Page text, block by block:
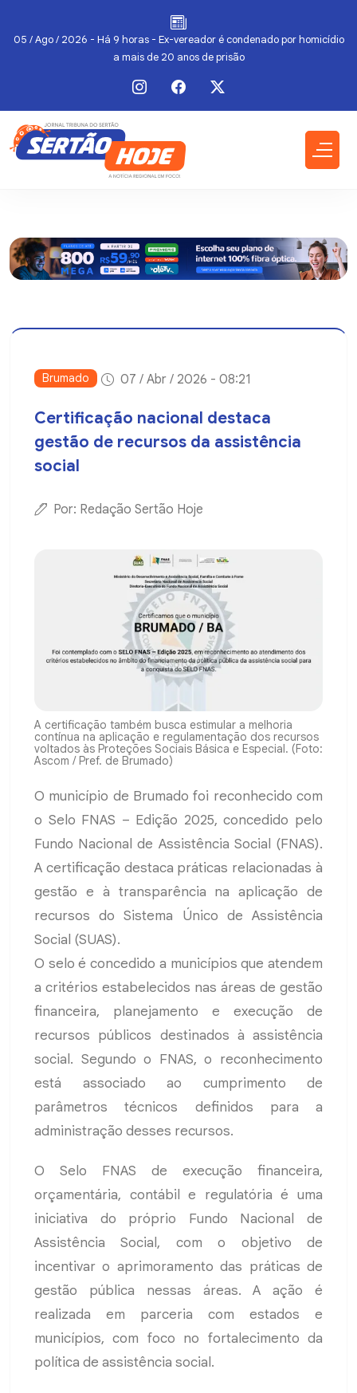
05 / Ago / 2026 - Há 9 horas - Ex-vereador é condenado por homicídio
a mais de 20 anos de prisão
Brumado 07 / Abr / 2026 - 08:21
Certificação nacional destaca
gestão de recursos da assistência
social
Por: Redação Sertão Hoje
A certificação também busca estimular a melhoria
contínua na aplicação e regulamentação dos recursos
voltados às Proteções Sociais Básica e Especial. (Foto:
Ascom / Pref. de Brumado)
O município de Brumado foi reconhecido com
o Selo FNAS – Edição 2025, concedido pelo
Fundo Nacional de Assistência Social (FNAS).
A certificação destaca práticas relacionadas à
gestão e à transparência na aplicação de
recursos do Sistema Único de Assistência
Social (SUAS).
O selo é concedido a municípios que atendem
a critérios estabelecidos nas áreas de gestão
financeira, planejamento e execução de
recursos públicos destinados à assistência
social. Segundo o FNAS, o reconhecimento
está associado ao cumprimento de
parâmetros técnicos definidos para a
administração desses recursos.
O Selo FNAS de execução financeira,
orçamentária, contábil e regulatória é uma
iniciativa do próprio Fundo Nacional de
Assistência Social, com o objetivo de
incentivar o aprimoramento das práticas de
gestão pública nessas áreas. A ação é
realizada em parceria com estados e
municípios, com foco no fortalecimento da
política de assistência social.